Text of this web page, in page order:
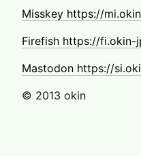
Misskey https://
Firefish https://fi.okin-
Mastodon https://
© 2013 okin